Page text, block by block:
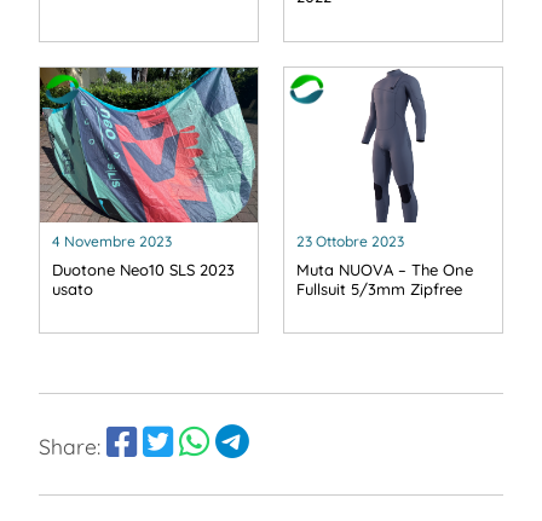
4 Novembre 2023
Duotone Neo10 SLS 2023
usato
23 Ottobre 2023
Muta NUOVA – The One
Fullsuit 5/3mm Zipfree
Share: